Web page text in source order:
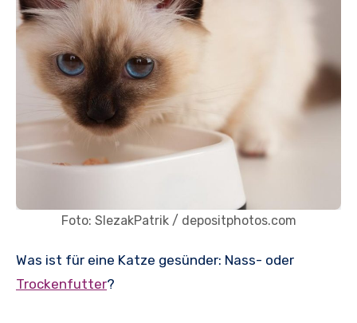
Foto: SlezakPatrik / depositphotos.com
Was ist für eine Katze gesünder: Nass- oder
Trockenfutter?